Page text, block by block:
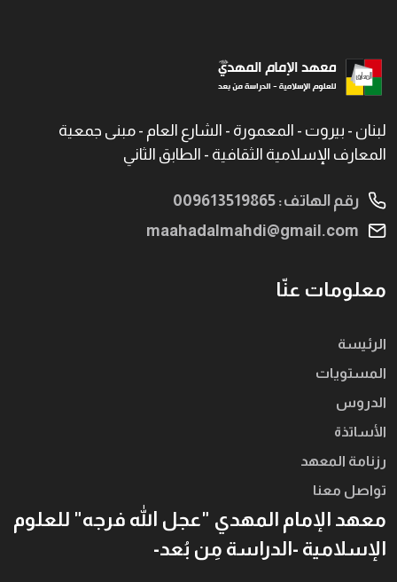
لبنان - بيروت - المعمورة - الشارع العام - مبنى جمعية
المعارف الإسلامية الثقافية - الطابق الثاني
رقم الهاتف: 009613519865
maahadalmahdi@gmail.com
معلومات عنّا
الرئيسة
المستويات
الدروس
الأساتذة
رزنامة المعهد
تواصل معنا
معهد الإمام المهدي "عجل الله فرجه" للعلوم
الإسلامية -الدراسة مِن بُعد-